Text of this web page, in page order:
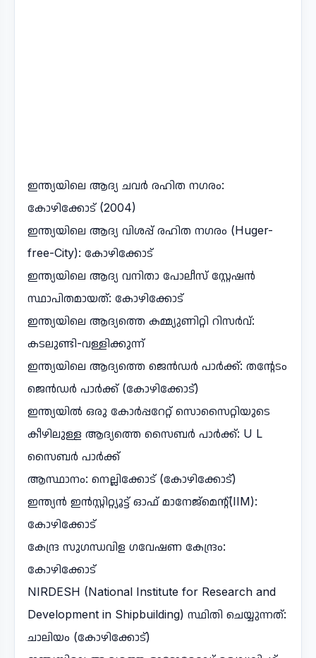
ഇന്ത്യയിലെ ആദ്യ ചവർ രഹിത നഗരം:
കോഴിക്കോട് (2004)
ഇന്ത്യയിലെ ആദ്യ വിശപ്പ് രഹിത നഗരം (Huger-
free-City): കോഴിക്കോട്
ഇന്ത്യയിലെ ആദ്യ വനിതാ പോലീസ് സ്റ്റേഷൻ
സ്ഥാപിതമായത്: കോഴിക്കോട്
ഇന്ത്യയിലെ ആദ്യത്തെ കമ്മ്യുണിറ്റി റിസർവ്:
കടലുണ്ടി-വള്ളിക്കുന്ന്
ഇന്ത്യയിലെ ആദ്യത്തെ ജെൻഡർ പാർക്ക്: തന്റേടം
ജെൻഡർ പാർക്ക് (കോഴിക്കോട്)
ഇന്ത്യയിൽ ഒരു കോർപ്പറേറ്റ് സൊസൈറ്റിയുടെ
കീഴിലുള്ള ആദ്യത്തെ സൈബർ പാർക്ക്: U L
സൈബർ പാർക്ക്
ആസ്ഥാനം: നെല്ലിക്കോട് (കോഴിക്കോട്)
ഇന്ത്യൻ ഇൻസ്റ്റിറ്റ്യൂട്ട് ഓഫ് മാനേജ്മെന്റ്(IIM):
കോഴിക്കോട്
കേന്ദ്ര സുഗന്ധവിള ഗവേഷണ കേന്ദ്രം:
കോഴിക്കോട്
NIRDESH (National Institute for Research and
Development in Shipbuilding) സ്ഥിതി ചെയ്യുന്നത്:
ചാലിയം (കോഴിക്കോട്)